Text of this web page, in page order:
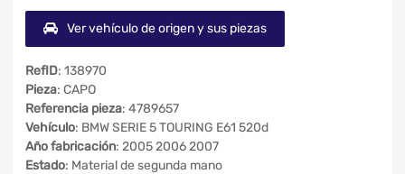
Ver vehículo de origen y sus piezas
RefID: 138970
Pieza: CAPO
Referencia pieza: 4789657
Vehículo: BMW SERIE 5 TOURING E61 520d
Año fabricación: 2005 2006 2007
Estado: Material de segunda mano